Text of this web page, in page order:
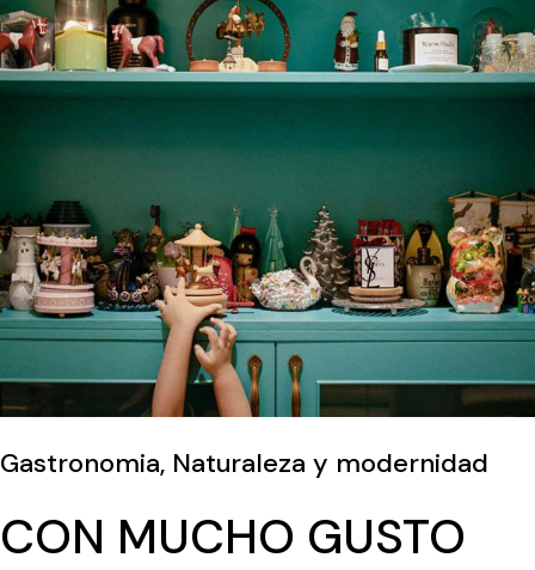
Gastronomia, Naturaleza y modernidad
CON MUCHO GUSTO